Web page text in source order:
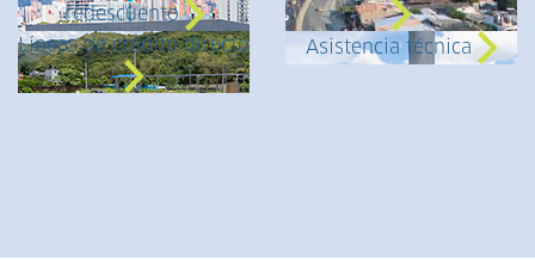
redescuento
Líneas de crédito directo
Asistencia técnica